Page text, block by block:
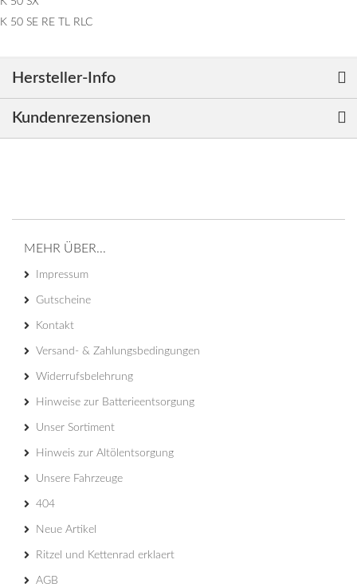
K 50 SE RE TL RLC
Hersteller-Info
Kundenrezensionen
MEHR ÜBER...
Impressum
Gutscheine
Kontakt
Versand- & Zahlungsbedingungen
Widerrufsbelehrung
Hinweise zur Batterieentsorgung
Unser Sortiment
Hinweis zur Altölentsorgung
Unsere Fahrzeuge
404
Neue Artikel
Ritzel und Kettenrad erklaert
AGB